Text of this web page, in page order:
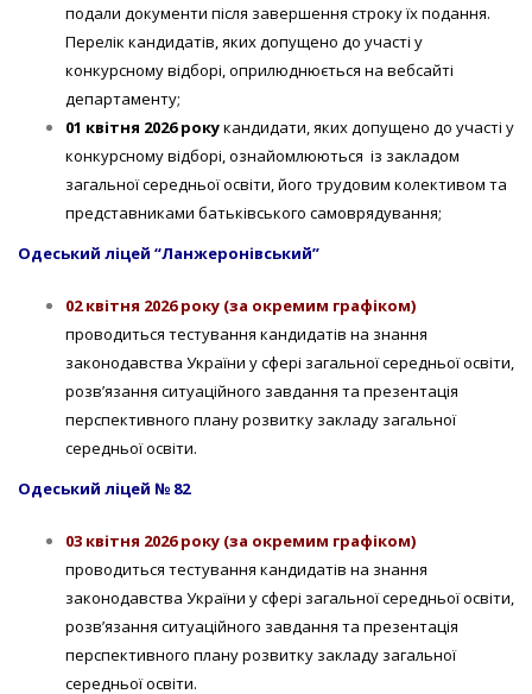
подали документи після завершення строку їх подання.
Перелік кандидатів, яких допущено до участі у
конкурсному відборі, оприлюднюється на вебсайті
департаменту;
01 квітня 2026рокукандидати, яких допущено до участі у
конкурсному відборі, ознайомлюються із закладом
загальної середньої освіти, його трудовим колективом та
представниками батьківського самоврядування;
Одеський ліцей “Ланжеронівський”
02 квітня 2026 року (за окремим графіком)
проводиться тестування кандидатів на знання
законодавства України у сфері загальної середньої освіти,
розв’язання ситуаційного завдання та презентація
перспективного плану розвитку закладу загальної
середньої освіти.
Одеський ліцей № 82
03 квітня 2026 року (за окремим графіком)
проводиться тестування кандидатів на знання
законодавства України у сфері загальної середньої освіти,
розв’язання ситуаційного завдання та презентація
перспективного плану розвитку закладу загальної
середньої освіти.